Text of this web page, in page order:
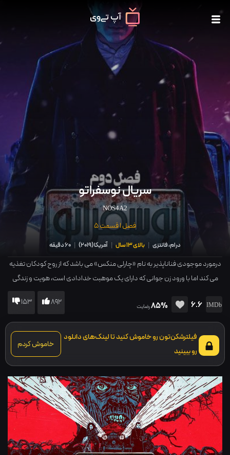
سریال نوسفراتو
NOS4A2
فصل 1 قسمت 5
درام، فانتزی | بالای 13 سال | آمریکا(
2019
)
|
درمورد موجودی فناناپذیر به نام «چارلی منکس» می باشد که از روح کودکان تغذیه
می کند اما با ورود زن جوانی که دارای یک موهبت خدادادی است، هویت و زندگی
6.6
85%رضایت 892
153
فیلترشکن‌تون رو خاموش کنید تا لینک‌های دانلود
رو ببینید
خاموش کردم